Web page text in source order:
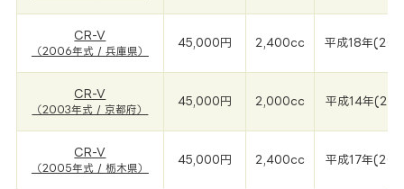
CR-V
（2006年式 / 兵庫県）
45,000円 2,400cc 平成18年
CR-V
（2003年式 / 京都府）
45,000円 2,000cc 平成14年
CR-V
（2005年式 / 栃木県）
45,000円 2,400cc 平成17年